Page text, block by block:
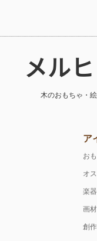
メル
木のおもちゃ・
ア
お
オ
楽器
画
創